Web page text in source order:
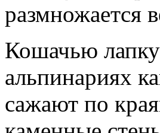
размножается
Кошачью
альпинариях
сажают по